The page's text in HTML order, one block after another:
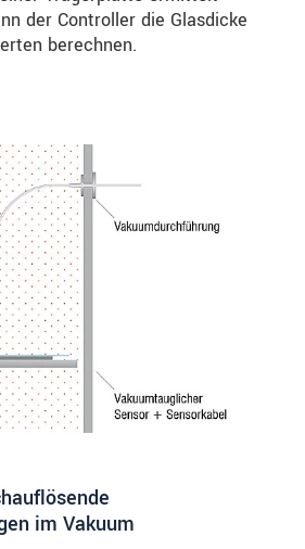
der Controller die Glasdicke
berechnen.
im Vakuum